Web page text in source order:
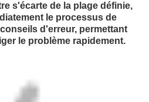
s'écarte de la plage définie,
le processus de
d'erreur, permettant
le problème rapidement.